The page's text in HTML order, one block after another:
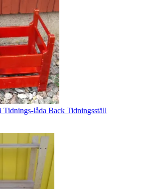
Tidnings-låda Back Tidningsställ